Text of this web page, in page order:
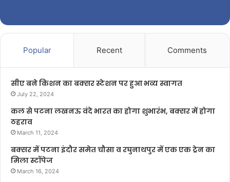
Popular Recent Comments
सीए बने किशन का बक्सर स्टेशन पर हुआ भव्य स्वागत
July 22, 2024
कल से पटना लखनऊ वंदे भारत का होगा शुभारंभ, बक्सर में होगा
ठहराव
March 11, 2024
बक्सर में पटना इंदौर समेत चौसा व रघुनाथपुर में एक एक ट्रेन का
मिला स्टॉपेज
March 16, 2024